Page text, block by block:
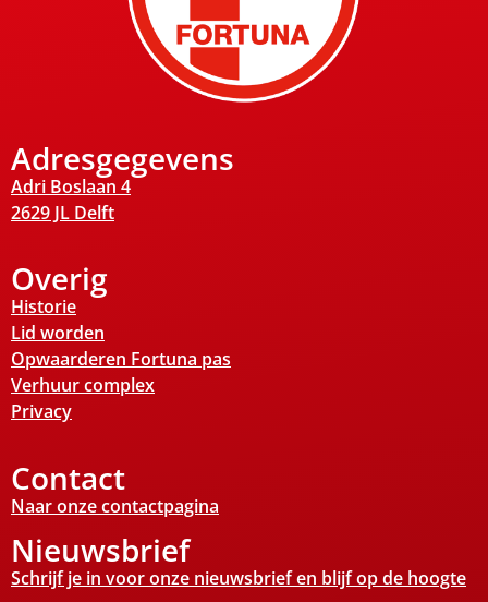
Adresgegevens
Adri Boslaan 4
2629 JL Delft
Overig
Historie
Lid worden
Opwaarderen Fortuna pas
Verhuur complex
Privacy
Contact
Naar onze contactpagina
Nieuwsbrief
Schrijf je in voor onze nieuwsbrief en blijf op de hoogte